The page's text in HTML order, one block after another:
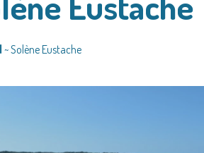
~Solène Eustache